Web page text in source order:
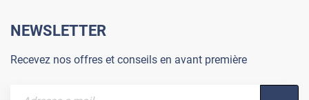
NEWSLETTER
Recevez nos offres et conseils en avant première